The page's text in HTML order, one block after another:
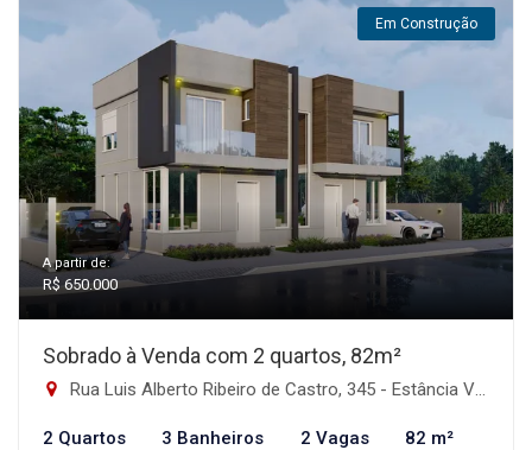
Em Construção
A partir de:
R$ 650.000
Sobrado à Venda com 2 quartos, 82m²
Rua Luis Alberto Ribeiro de Castro, 345 - Estância Velha, Canoas-RS
2 Quartos 3 Banheiros 2 Vagas 82 m²